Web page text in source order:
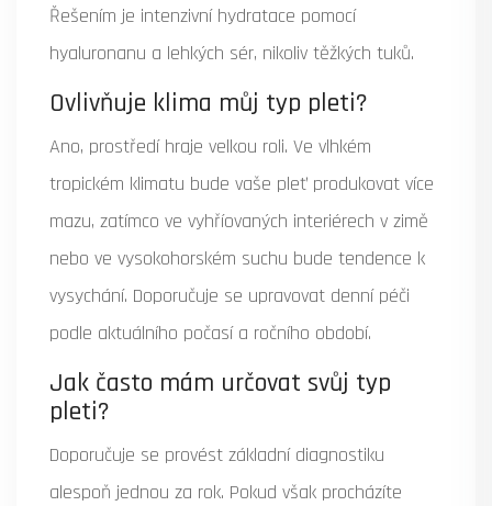
Řešením je intenzivní hydratace pomocí
hyaluronanu a lehkých sér, nikoliv těžkých tuků.
Ovlivňuje klima můj typ pleti?
Ano, prostředí hraje velkou roli. Ve vlhkém
tropickém klimatu bude vaše pleť produkovat více
mazu, zatímco ve vyhříovaných interiérech v zimě
nebo ve vysokohorském suchu bude tendence k
vysychání. Doporučuje se upravovat denní péči
podle aktuálního počasí a ročního období.
Jak často mám určovat svůj typ
pleti?
Doporučuje se provést základní diagnostiku
alespoň jednou za rok. Pokud však procházíte